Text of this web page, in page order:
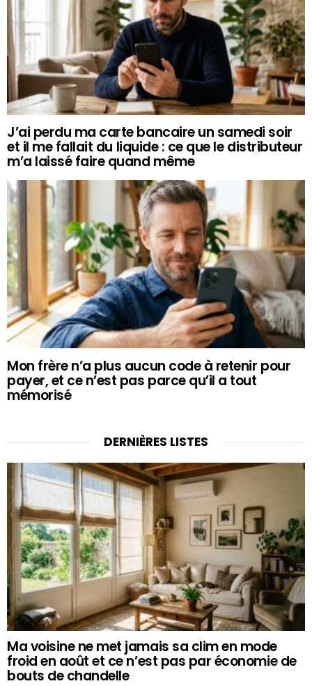
J’ai perdu ma carte bancaire un samedi soir
et il me fallait du liquide : ce que le distributeur
m’a laissé faire quand même
Mon frère n’a plus aucun code à retenir pour
payer, et ce n’est pas parce qu’il a tout
mémorisé
DERNIÈRES LISTES
Ma voisine ne met jamais sa clim en mode
froid en août et ce n’est pas par économie de
bouts de chandelle